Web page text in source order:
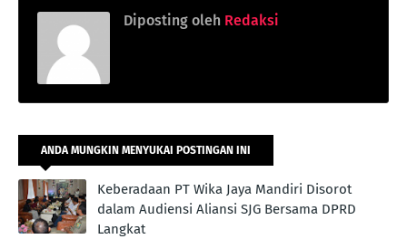
Diposting oleh Redaksi
ANDA MUNGKIN MENYUKAI POSTINGAN INI
Keberadaan PT Wika Jaya Mandiri Disorot
dalam Audiensi Aliansi SJG Bersama DPRD
Langkat